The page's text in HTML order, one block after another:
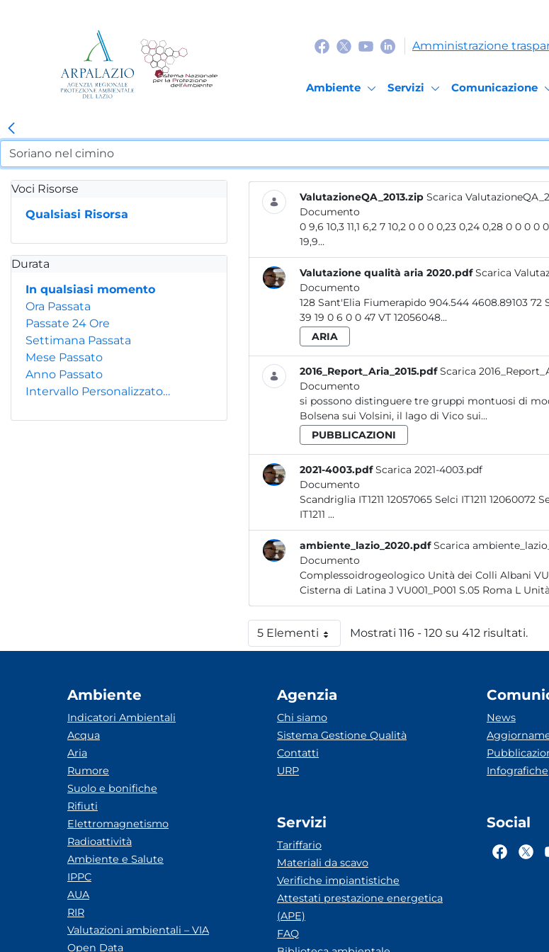
Amministrazione
Ambiente Servizi Comunicazione
Voci Risorse
Qualsiasi Risorsa
Durata
In qualsiasi momento
Ora Passata
Passate 24 Ore
Settimana Passata
Mese Passato
Anno Passato
Intervallo Personalizzato…
ValutazioneQA_2013.zip Scarica
Documento
19,9...
Valutazione qualità aria 2020.pdf Scarica
Documento
39 19 0 6 0 0 47 VT 12056048...
ARIA
2016_Report_Aria_2015.pdf Scarica
Documento
si possono distinguere tre gruppi montuosi di
Bolsena sui Volsini, il lago di Vico sui...
PUBBLICAZIONI
2021-4003.pdf Scarica 2021-4003.pdf
Documento
IT1211 ...
ambiente_lazio_2020.pdf Scarica
Documento
Complessoidrogeologico Unità dei Colli Albani
Cisterna di Latina J VU001_P001
5 ElementiPer paginaMostrati 116 - 120 su 412 risultati.
Ambiente
Indicatori Ambientali
Acqua
Aria
Rumore
Suolo e bonifiche
Rifiuti
Elettromagnetismo
Radioattività
Ambiente e Salute
IPPC
AUA
RIR
Valutazioni ambientali – VIA
Open Data
Agenzia
Chi siamo
Sistema Gestione Qualità
Contatti
URP
Servizi
Tariffario
Materiali da scavo
Verifiche impiantistiche
Attestati prestazione energetica
(APE)
FAQ
News
Infografiche
Social